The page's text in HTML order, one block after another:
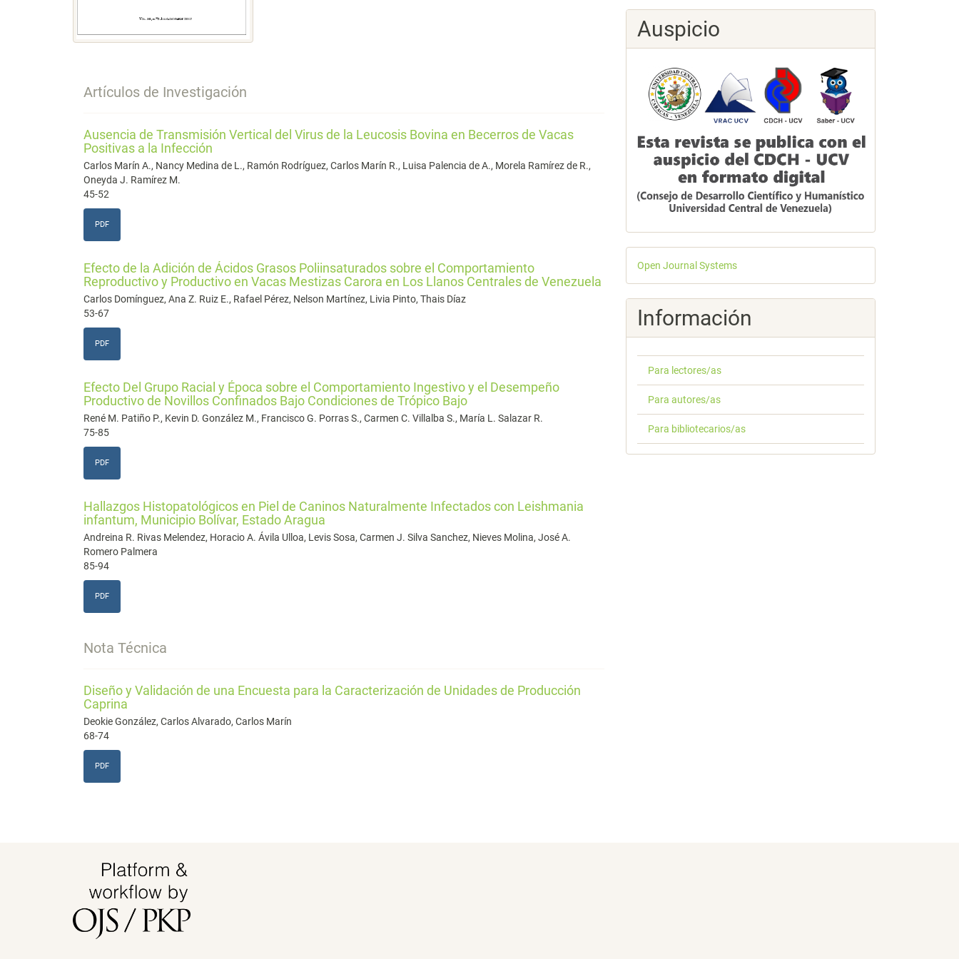
Artículos de Investigación
Ausencia de Transmisión Vertical del Virus de la Leucosis Bovina en Becerros de Vacas
Positivas a la Infección
Carlos Marín A., Nancy Medina de L., Ramón Rodríguez, Carlos Marín R., Luisa Palencia de A., Morela Ramírez de R.,
Oneyda J. Ramírez M.
45-52
PDF
Efecto de la Adición de Ácidos Grasos Poliinsaturados sobre el Comportamiento
Reproductivo y Productivo en Vacas Mestizas Carora en Los Llanos Centrales de Venezuela
Carlos Domínguez, Ana Z. Ruiz E., Rafael Pérez, Nelson Martínez, Livia Pinto, Thais Díaz
53-67
PDF
Efecto Del Grupo Racial y Época sobre el Comportamiento Ingestivo y el Desempeño
Productivo de Novillos Confinados Bajo Condiciones de Trópico Bajo
René M. Patiño P., Kevin D. González M., Francisco G. Porras S., Carmen C. Villalba S., María L. Salazar R.
75-85
PDF
Hallazgos Histopatológicos en Piel de Caninos Naturalmente Infectados con Leishmania
infantum, Municipio Bolívar, Estado Aragua
Andreina R. Rivas Melendez, Horacio A. Ávila Ulloa, Levis Sosa, Carmen J. Silva Sanchez, Nieves Molina, José A.
Romero Palmera
85-94
PDF
Nota Técnica
Diseño y Validación de una Encuesta para la Caracterización de Unidades de Producción
Caprina
Deokie González, Carlos Alvarado, Carlos Marín
68-74
PDF
Auspicio
Desarrollado
por
Open Journal Systems
Información
Para lectores/as
Para autores/as
Para bibliotecarios/as